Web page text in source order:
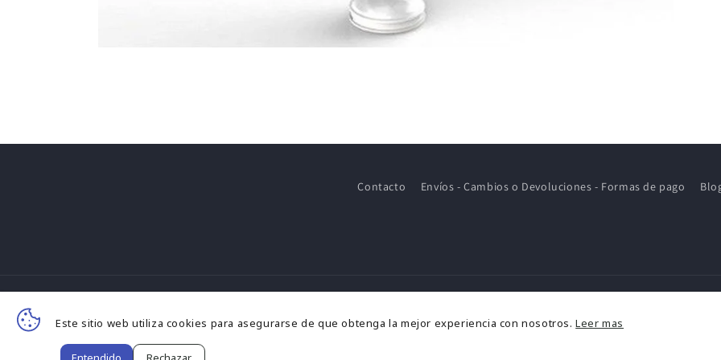
Contacto Envíos - Cambios o Devoluciones - Formas de pago
Formas
Este sitio web utiliza cookies para asegurarse de que obtenga la mejor experiencia con nosotros. Leer mas